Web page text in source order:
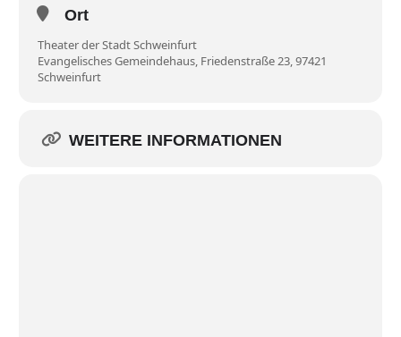
Ort
Theater der Stadt Schweinfurt
Evangelisches Gemeindehaus, Friedenstraße 23, 97421
Schweinfurt
WEITERE INFORMATIONEN